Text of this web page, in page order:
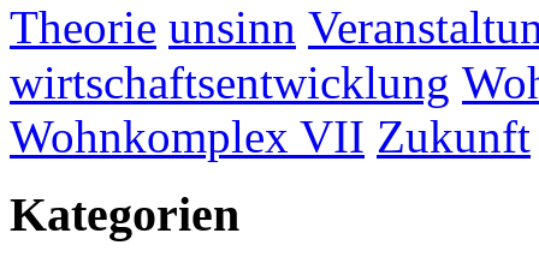
Theorie unsinn
wirtschaftsentwicklung
Wohnkomplex VII Zukunft
Kategorien